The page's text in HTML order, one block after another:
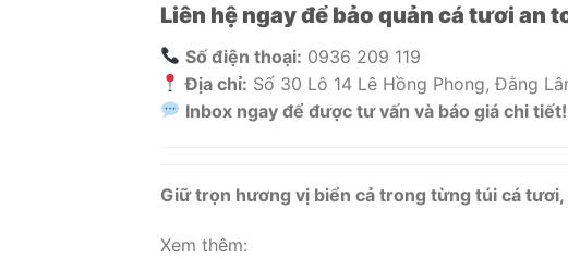
Liên hệ ngay để bảo quản cá tươi an
Số điện thoại: 0936 209 119
Địa chỉ: Số 30 Lô 14 Lê Hồng Phong, Đằng
Inbox ngay để được tư vấn và báo giá chi tiết!
Giữ trọn hương vị biển cả trong từng túi cá
Xem thêm: